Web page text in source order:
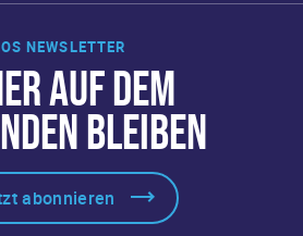
NEWSLETTER
AUF DEM
BLEIBEN
abonnieren